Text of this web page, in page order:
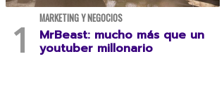
MARKETING Y NEGOCIOS
MrBeast: mucho más que un
youtuber millonario